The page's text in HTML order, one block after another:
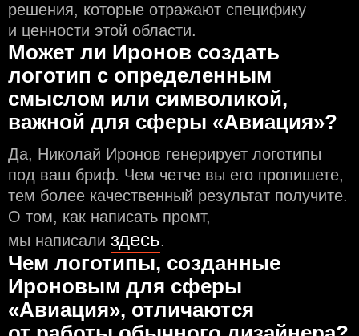
решения, которые отражают специфику
и ценности этой области.
Может ли Иронов создать
логотип с определeнным
смыслом или символикой,
важной для сферы «Авиация»?
Да, Николай Иронов генерирует логотипы
под ваш бриф. Чем чeтче вы его пропишете,
тем более качественный результат получите.
О том, как написать промт,
мы написали здесь.
Чем логотипы, созданные
Ироновым для сферы
«Авиация», отличаются